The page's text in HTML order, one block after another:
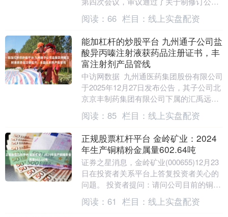
部分管理制度的议案。本次共涉及21项制
度....
阅读： 66 栏目： 线上实盘配资
能加杠杆的炒股平台 九州通子公司盐
酸异丙嗪注射液获药品注册证书，丰
富注射剂产品管线
中访网数据 九州通医药集团股份有限公司
于2025年12月27日发布公告，其子公司北
京京丰制药集团有限公司下属的汇禹远和
(海南)药业有限公司，于2025年12月....
阅读： 85 栏目： 线上实盘配资
正规股票杠杆平台 金岭矿业：2024
年生产铜精粉金属量602.64吨
证券之星消息，金岭矿业(000655)12月23
日在投资者关系平台上答复投资者关心的
问题。 投资者提问：请问公司目前的铜精
粉年产量是多少吨？大张铁矿是否也具备
生....
阅读： 61 栏目： 线上实盘配资